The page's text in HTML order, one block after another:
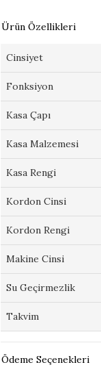
Ürün Özellikleri
Cinsiyet
Fonksiyon
Kasa Çapı
Kasa Malzemesi
Kasa Rengi
Kordon Cinsi
Kordon Rengi
Makine Cinsi
Su Geçirmezlik
Takvim
Ödeme Seçenekleri